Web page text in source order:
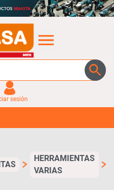
sesión
HERRAMIENTAS
VARIAS